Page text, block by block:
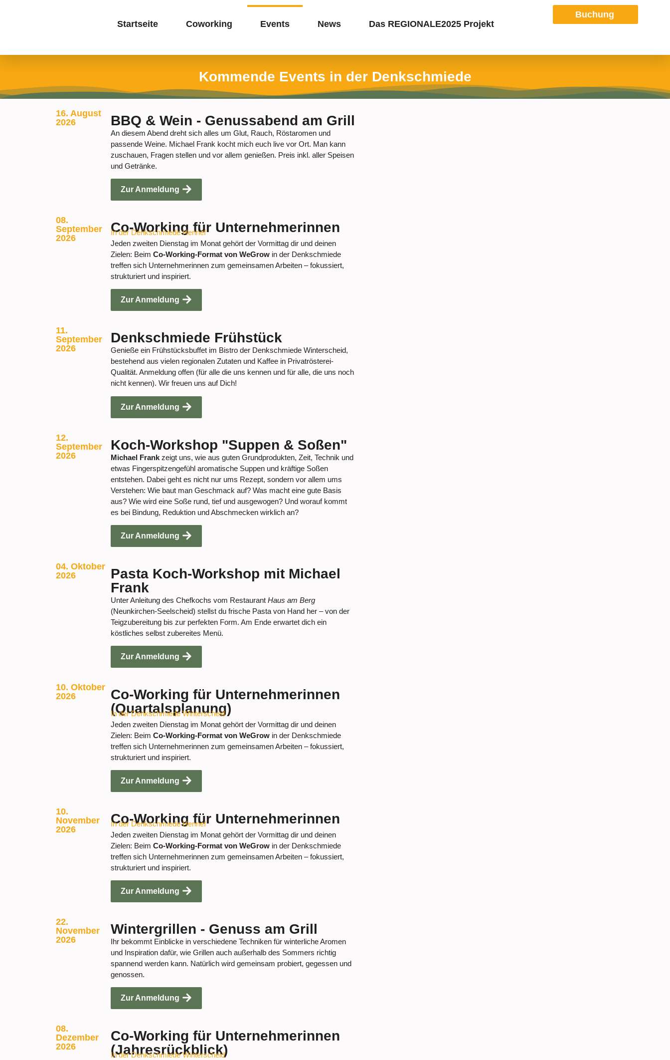
Startseite Coworking Events News Das REGIONALE2025 Projekt
Buchung
Kommende Events in der Denkschmiede
BBQ & Wein - Genussabend am Grill
An diesem Abend dreht sich alles um Glut, Rauch, Röstaromen und
passende Weine. Michael Frank kocht mich euch live vor Ort. Man kann
zuschauen, Fragen stellen und vor allem genießen. Preis inkl. aller Speisen
und Getränke.
Zur Anmeldung
16. August
2026
Co-Working für Unternehmerinnen
In der Denkschmiede Hennef
Jeden zweiten Dienstag im Monat gehört der Vormittag dir und deinen
Zielen: Beim Co-Working-Format von WeGrowin der Denkschmiede
treffen sich Unternehmerinnen zum gemeinsamen Arbeiten – fokussiert,
strukturiert und inspiriert.
Zur Anmeldung
08.
September
2026
Denkschmiede Frühstück
Genieße ein Frühstücksbuffet im Bistro der Denkschmiede Winterscheid,
bestehend aus vielen regionalen Zutaten und Kaffee in Privatrösterei-
Qualität. Anmeldung offen (für alle die uns kennen und für alle, die uns noch
nicht kennen). Wir freuen uns auf Dich!
Zur Anmeldung
11.
September
2026
Koch-Workshop "Suppen & Soßen"
Michael Frank zeigt uns, wie aus guten Grundprodukten, Zeit, Technik und
etwas Fingerspitzengefühl aromatische Suppen und kräftige Soßen
entstehen. Dabei geht es nicht nur ums Rezept, sondern vor allem ums
Verstehen: Wie baut man Geschmack auf? Was macht eine gute Basis
aus? Wie wird eine Soße rund, tief und ausgewogen? Und worauf kommt
es bei Bindung, Reduktion und Abschmecken wirklich an?
Zur Anmeldung
12.
September
2026
Pasta Koch-Workshop mit Michael
Frank
Unter Anleitung des Chefkochs vom Restaurant Haus am Berg
(Neunkirchen-Seelscheid) stellst du frische Pasta von Hand her – von der
Teigzubereitung bis zur perfekten Form. Am Ende erwartet dich ein
köstliches selbst zubereites Menü.
Zur Anmeldung
04. Oktober
2026
Co-Working für Unternehmerinnen
(Quartalsplanung)
In der Denkschmiede Winterscheid
Jeden zweiten Dienstag im Monat gehört der Vormittag dir und deinen
Zielen: Beim Co-Working-Format von WeGrowin der Denkschmiede
treffen sich Unternehmerinnen zum gemeinsamen Arbeiten – fokussiert,
strukturiert und inspiriert.
Zur Anmeldung
10. Oktober
2026
Co-Working für Unternehmerinnen
In der Denkschmiede Hennef
Jeden zweiten Dienstag im Monat gehört der Vormittag dir und deinen
Zielen: Beim Co-Working-Format von WeGrowin der Denkschmiede
treffen sich Unternehmerinnen zum gemeinsamen Arbeiten – fokussiert,
strukturiert und inspiriert.
Zur Anmeldung
10.
November
2026
Wintergrillen - Genuss am Grill
Ihr bekommt Einblicke in verschiedene Techniken für winterliche Aromen
und Inspiration dafür, wie Grillen auch außerhalb des Sommers richtig
spannend werden kann. Natürlich wird gemeinsam probiert, gegessen und
genossen.
Zur Anmeldung
22.
November
2026
Co-Working für Unternehmerinnen
(Jahresrückblick)
In der Denkschmiede Winterscheid
08.
Dezember
2026